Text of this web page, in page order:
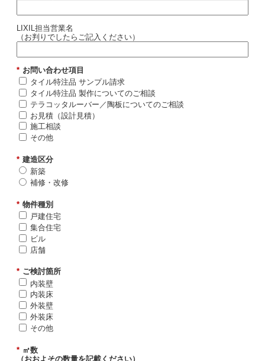
LIXIL担当営業名
（お判りでしたらご記入ください）
* お問い合わせ項目
タイル特注品 サンプル請求
タイル特注品 製作についてのご相談
テラコッタルーバー／陶板についてのご相談
お見積（設計見積）
施工相談
その他
* 建造区分
新築
補修・改修
* 物件種別
戸建住宅
集合住宅
ビル
店舗
* ご検討箇所
内装壁
内装床
外装壁
外装床
その他
* ㎡数
（おおよその数量を記載ください）